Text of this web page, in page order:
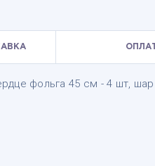
фольга 45 см - 4 шт, шар